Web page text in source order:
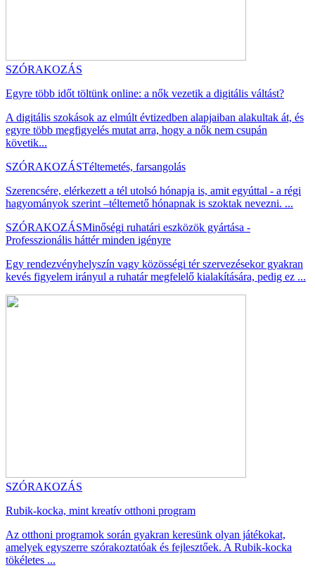
SZÓRAKOZÁS
Egyre több időt töltünk online: a nők vezetik a digitális váltást?
A digitális szokások az elmúlt évtizedben alapjaiban alakultak át, és
egyre több megfigyelés mutat arra, hogy a nők nem csupán
követik...
SZÓRAKOZÁSTéltemetés, farsangolás
Szerencsére, elérkezett a tél utolsó hónapja is, amit egyúttal - a régi
hagyományok szerint –téltemető hónapnak is szoktak nevezni. ...
SZÓRAKOZÁSMinőségi ruhatári eszközök gyártása -
Professzionális háttér minden igényre
Egy rendezvényhelyszín vagy közösségi tér szervezésekor gyakran
kevés figyelem irányul a ruhatár megfelelő kialakítására, pedig ez ...
SZÓRAKOZÁS
Rubik-kocka, mint kreatív otthoni program
Az otthoni programok során gyakran keresünk olyan játékokat,
amelyek egyszerre szórakoztatóak és fejlesztőek. A Rubik-kocka
tökéletes ...